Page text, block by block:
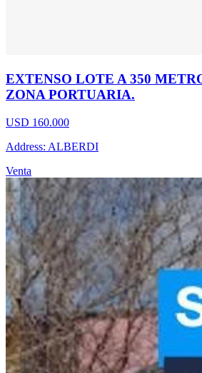
EXTENSO LOTE A 350
ZONA PORTUARIA.
USD 160.000
Address: ALBERDI
Venta